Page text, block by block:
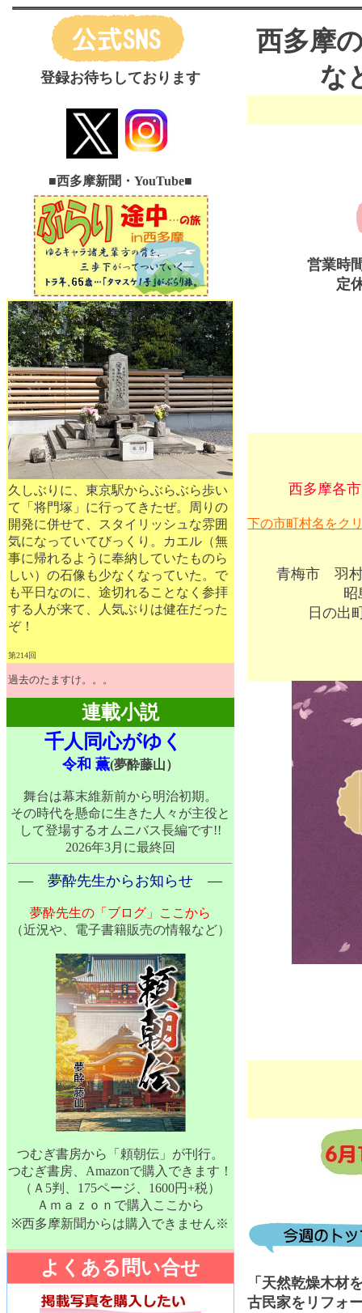
登録お待ちしております
■西多摩新聞・YouTube■
久しぶりに、東京駅からぶらぶら歩い
て「将門塚」に行ってきたぜ。周りの
開発に併せて、スタイリッシュな雰囲
気になっていてびっくり。カエル（無
事に帰れるように奉納していたものら
しい）の石像も少なくなっていた。で
も平日なのに、途切れることなく参拝
する人が来て、人気ぶりは健在だった
ぞ！
第214回
過去のたますけ。。。
連載小説
千人同心がゆく
令和 薫(夢酔藤山）
舞台は幕末維新前から明治初期。
その時代を懸命に生きた人々が主役と
して登場するオムニバス長編です!!
2026年3月に最終回
― 夢酔先生からお知らせ ―
夢酔先生の「ブログ」ここから
（近況や、電子書籍販売の情報など）
つむぎ書房から「頼朝伝」が刊行。
つむぎ書房、Amazonで購入できます！
（Ａ5判、175ページ、1600円+税）
Ａｍａｚｏｎで購入ここから
※西多摩新聞からは購入できません※
よくある問い合せ
西多摩
な
営業時
定
西多摩各
下の市町村名をク
青梅市
羽
昭
日の出
「天然乾燥木材
古民家をリフォ